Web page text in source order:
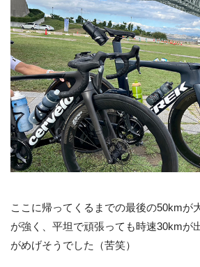
ここに帰ってくるまでの最後の50kmが
が強く、平坦で頑張っても時速30kmが
がめげそうでした（苦笑）